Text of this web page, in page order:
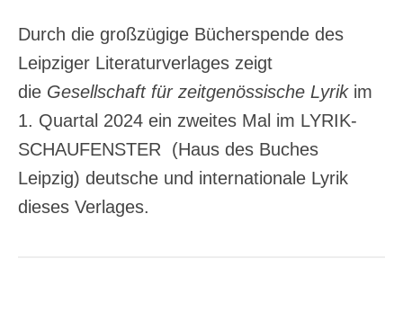
Durch die großzügige Bücherspende des
Leipziger Literaturverlages zeigt
die Gesellschaft für zeitgenössische Lyrikim
1. Quartal 2024 ein zweites Mal im LYRIK-
SCHAUFENSTER (Haus des Buches
Leipzig) deutsche und internationale Lyrik
dieses Verlages.